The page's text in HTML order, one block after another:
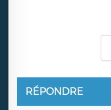
RÉPONDRE